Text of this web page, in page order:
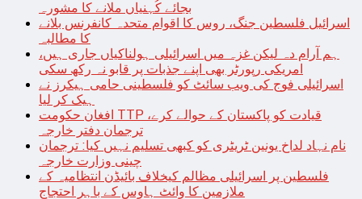
بجائے کُہنیاں ملانے کا مشورہ
اسرائیل فلسطین جنگ، روس کا اقوام متحدہ کانفرنس بلانے
کا مطالبہ
ہم آرام دہ لیکن غزہ میں اسرائیلی ہولناکیاں جاری ہیں،
امریکی رپورٹر بھی اپنے جذبات پر قابو نہ رکھ سکی
اسرائیلی فوج کی ویب سائٹ کو فلسطینی حامی ہیکرز نے
ہیک کر لیا
افغان حکومت TTP قیادت کو پاکستان کے حوالے کرے،
ترجمان دفتر خارجہ
نام نہاد لداخ یونین ٹریٹری کو کبھی تسلیم نہیں کیا: ترجمان
چینی وزارت خارجہ
فلسطین پر اسرائیلی مظالم کیخلاف بائیڈن انتظامیہ کے
ملازمین کا وائٹ ہاوس کے باہر احتجاج